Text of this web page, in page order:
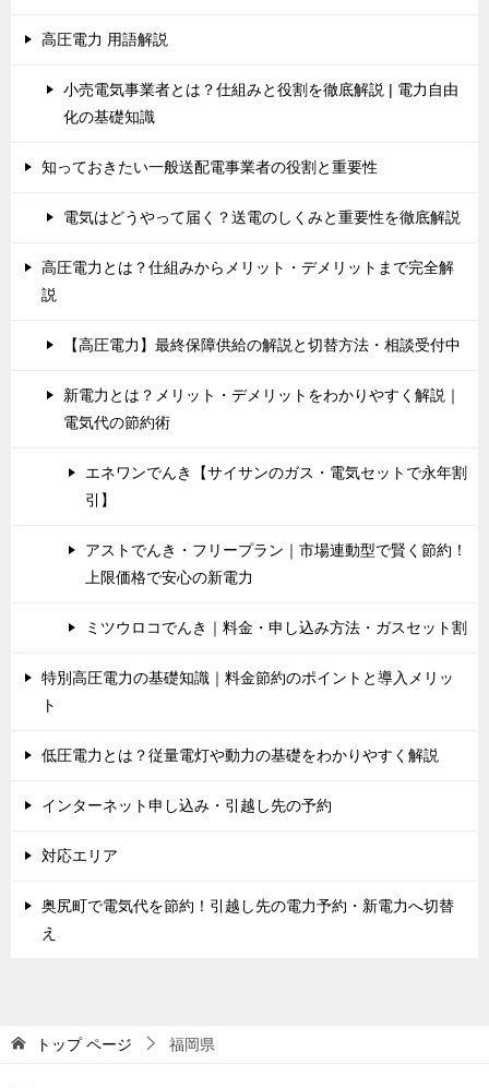
高圧電力 用語解説
小売電気事業者とは？仕組みと役割を徹底解説 | 電力自由
化の基礎知識
知っておきたい一般送配電事業者の役割と重要性
電気はどうやって届く？送電のしくみと重要性を徹底解説
高圧電力とは？仕組みからメリット・デメリットまで完全解
説
【高圧電力】最終保障供給の解説と切替方法・相談受付中
新電力とは？メリット・デメリットをわかりやすく解説｜
電気代の節約術
エネワンでんき【サイサンのガス・電気セットで永年割
引】
アストでんき・フリープラン｜市場連動型で賢く節約！
上限価格で安心の新電力
ミツウロコでんき｜料金・申し込み方法・ガスセット割
特別高圧電力の基礎知識｜料金節約のポイントと導入メリッ
ト
低圧電力とは？従量電灯や動力の基礎をわかりやすく解説
インターネット申し込み・引越し先の予約
対応エリア
奥尻町で電気代を節約！引越し先の電力予約・新電力へ切替
え
トップページ 福岡県